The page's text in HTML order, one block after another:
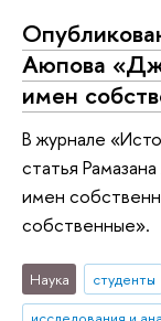
Аюпова
имен
В журнале
статья
имен
собственные».
Наука студенты